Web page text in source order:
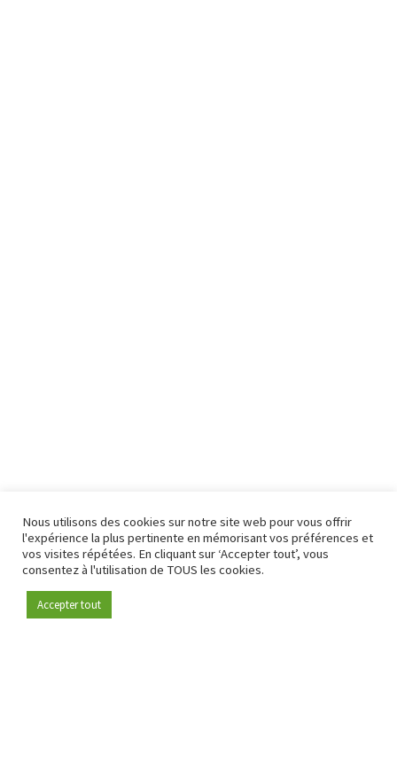
Devenez membre
Nous utilisons des cookies sur notre site web pour vous offrir
l'expérience la plus pertinente en mémorisant vos préférences et
vos visites répétées. En cliquant sur ‘Accepter tout’, vous
consentez à l'utilisation de TOUS les cookies.
Accepter tout